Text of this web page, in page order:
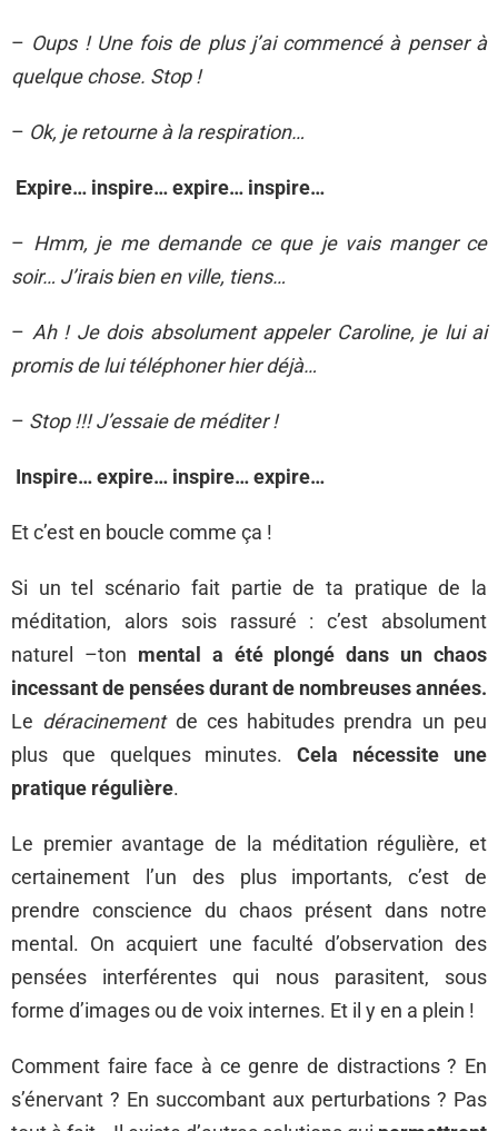
– Oups ! Une fois de plus j’ai commencé à penser à
quelque chose. Stop !
– Ok, je retourne à la respiration…
Expire… inspire… expire… inspire…
– Hmm, je me demande ce que je vais manger ce
soir… J’irais bien en ville, tiens…
– Ah ! Je dois absolument appeler Caroline, je lui ai
promis de lui téléphoner hier déjà…
– Stop !!! J’essaie de méditer !
Inspire… expire… inspire… expire…
Et c’est en boucle comme ça !
Si un tel scénario fait partie de ta pratique de la
méditation, alors sois rassuré : c’est absolument
naturel –ton mental a été plongé dans un chaos
incessant de pensées durant de nombreuses années.
Le déracinementde ces habitudes prendra un peu
plus que quelques minutes.Cela nécessite une
pratique régulière.
Le premier avantage de la méditation régulière, et
certainement l’un des plus importants, c’est de
prendre conscience du chaos présent dans notre
mental. On acquiert une faculté d’observation des
pensées interférentes qui nous parasitent, sous
forme d’images ou de voix internes. Et il y en a plein !
Comment faire face à ce genre de distractions ? En
s’énervant ? En succombant aux perturbations ? Pas